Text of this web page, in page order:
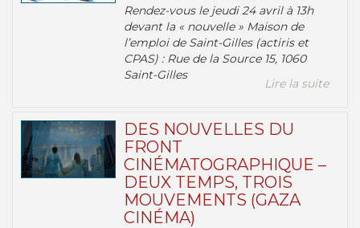
Rendez-vous le jeudi 24 avril à 13h
devant la « nouvelle » Maison de
l’emploi de Saint-Gilles (actiris et
CPAS) : Rue de la Source 15, 1060
Saint-Gilles
Lire la suite
DES NOUVELLES DU
FRONT
CINÉMATOGRAPHIQUE –
DEUX TEMPS, TROIS
MOUVEMENTS (GAZA
CINÉMA)